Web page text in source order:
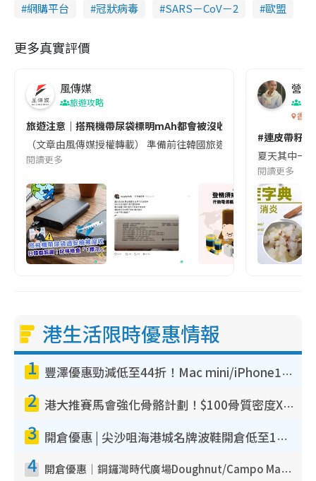
網購平台
冠狀病毒 SARS－CoV－2 歐盟
更多真實評價
風傳媒
旅遊攻略
旅遊注意｜搭飛機帶尿袋標明mAh都會被沒收😱出發前切記檢查
（文章由風傳媒授權轉載） 準備前往韓國旅遊的民眾，近期要
閱讀更多
營養
香港
#連皮帶籽
夏天其中一
閱讀更多
港生活限時優惠情報
1 豐澤優惠勁減低至44折！Mac mini/iPhone17Pro大減價！廚房家電$220起
2 港大推賽馬會強化骨骼計劃！$100骨質密度X光檢查 完成免費運動訓練送超市禮券！附參加資格
3 開倉優惠 | 尖沙咀海港城名牌波鞋開倉低至1折！On鞋$899起／Joy&Peace鞋履$98起
4 開倉優惠｜銅鑼灣時代廣場Doughnut/Campo Marzio開倉低至1折！背囊、書包、手袋劈價$200起